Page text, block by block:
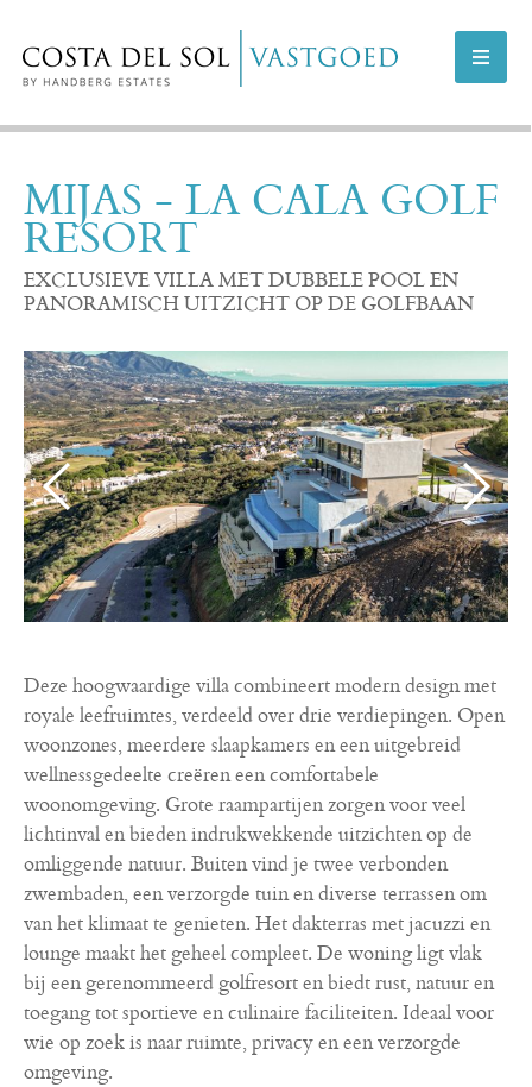
AANBOD MARBELLA
NIEUWBOUWPROJECTEN
VERKOPEN
INFO
OVER ONS
MIJAS - LA CALA GOLF
RESORT
EXCLUSIEVE VILLA MET DUBBELE POOL EN
PANORAMISCH UITZICHT OP DE GOLFBAAN
Deze hoogwaardige villa combineert modern design met
royale leefruimtes, verdeeld over drie verdiepingen. Open
woonzones, meerdere slaapkamers en een uitgebreid
wellnessgedeelte creëren een comfortabele
woonomgeving. Grote raampartijen zorgen voor veel
lichtinval en bieden indrukwekkende uitzichten op de
omliggende natuur. Buiten vind je twee verbonden
zwembaden, een verzorgde tuin en diverse terrassen om
van het klimaat te genieten. Het dakterras met jacuzzi en
lounge maakt het geheel compleet. De woning ligt vlak
bij een gerenommeerd golfresort en biedt rust, natuur en
toegang tot sportieve en culinaire faciliteiten. Ideaal voor
wie op zoek is naar ruimte, privacy en een verzorgde
omgeving.